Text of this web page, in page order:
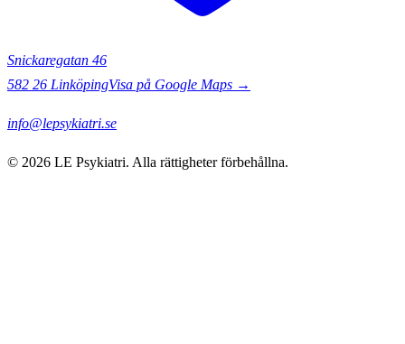
Snickaregatan 46
582 26 LinköpingVisa på Google Maps →
info@lepsykiatri.se
© 2026 LE Psykiatri. Alla rättigheter förbehållna.